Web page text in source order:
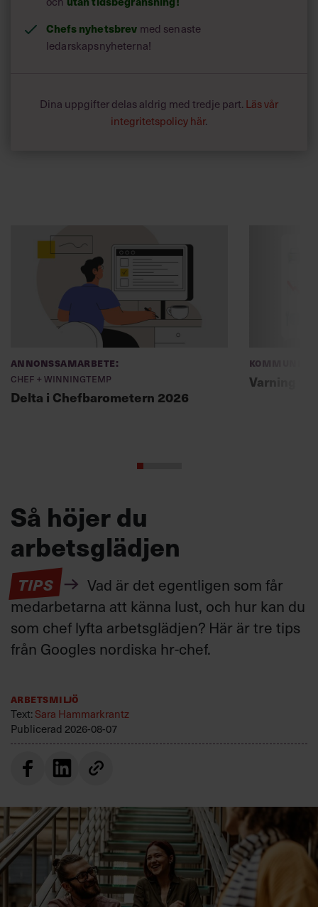
Chefs nyhetsbrev med senaste
ledarskapsnyheterna!
Dina uppgifter delas aldrig med tredje part. Läs vår
integritetspolicy här.
Annonssamarbete:
Chef + Winningtemp
Delta i Chefbarometern 2026
Varning
Så höjer du
arbetsglädjen
TIPS
Vad är det egentligen som får
medarbetarna att känna lust, och hur kan du
som chef lyfta arbetsglädjen? Här är tre tips
från Googles nordiska hr-chef.
Arbetsmiljö
Text:Sara Hammarkrantz
Publicerad 2026-08-07